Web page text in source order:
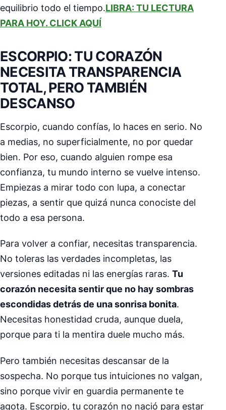
equilibrio todo el tiempo.LIBRA: TU LECTURA
PARA HOY. CLICK AQUÍ
ESCORPIO: TU CORAZÓN
NECESITA TRANSPARENCIA
TOTAL, PERO TAMBIÉN
DESCANSO
Escorpio, cuando confías, lo haces en serio. No
a medias, no superficialmente, no por quedar
bien. Por eso, cuando alguien rompe esa
confianza, tu mundo interno se vuelve intenso.
Empiezas a mirar todo con lupa, a conectar
piezas, a sentir que quizá nunca conociste del
todo a esa persona.
Para volver a confiar, necesitas transparencia.
No toleras las verdades incompletas, las
versiones editadas ni las energías raras. Tu
corazón necesita sentir que no hay sombras
escondidas detrás de una sonrisa bonita.
Necesitas honestidad cruda, aunque duela,
porque para ti la mentira duele mucho más.
Pero también necesitas descansar de la
sospecha. No porque tus intuiciones no valgan,
sino porque vivir en guardia permanente te
agota. Escorpio, tu corazón no nació para estar